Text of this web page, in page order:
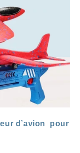
d’avion pour